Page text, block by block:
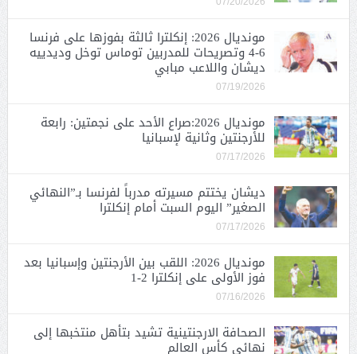
مونديال 2026: إنكلترا ثالثة بفوزها على فرنسا
6-4 وتصريحات للمدربين توماس توخل وديدييه
ديشان واللاعب مبابي
07/19/2026
مونديال 2026:صراع الأحد على نجمتين: رابعة
للأرجنتين وثانية لإسبانيا
07/17/2026
ديشان يختتم مسيرته مدرباً لفرنسا بـ”النهائي
الصغير” اليوم السبت أمام إنكلترا
07/17/2026
مونديال 2026: اللقب بين الأرجنتين وإسبانيا بعد
فوز الأولى على إنكلترا 2-1
07/16/2026
الصحافة الارجنتينية تشيد بتأهل منتخبها إلى
نهائي كأس العالم